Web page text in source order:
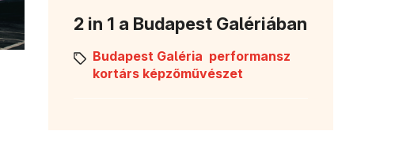
2 in 1 a Budapest Galériában
Budapest Galéria performansz
kortárs képzőművészet